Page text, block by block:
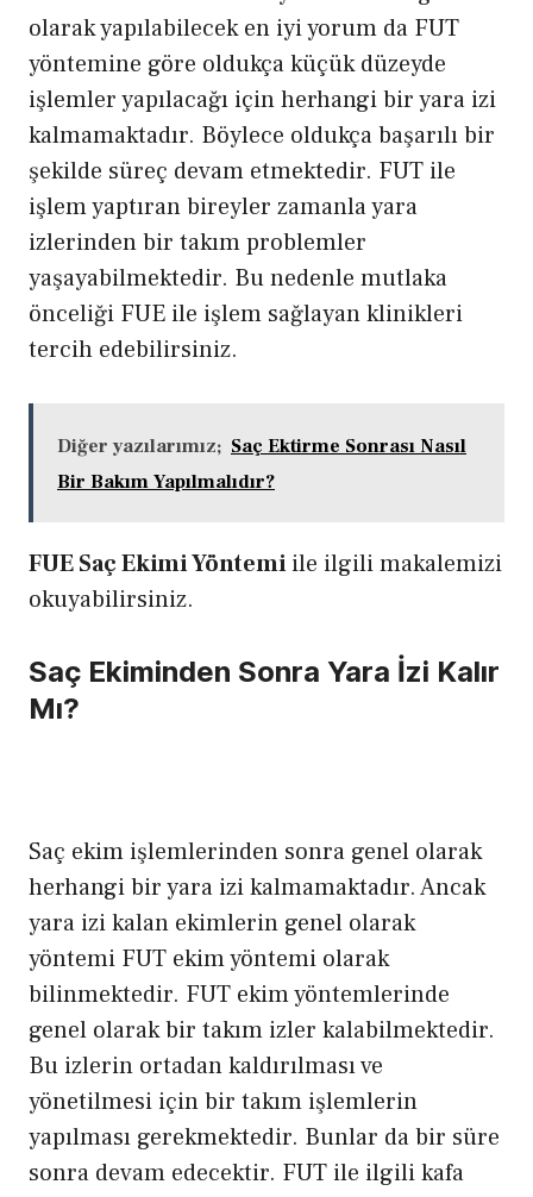
olarak yapılabilecek en iyi yorum da FUT
yöntemine göre oldukça küçük düzeyde
işlemler yapılacağı için herhangi bir yara izi
kalmamaktadır. Böylece oldukça başarılı bir
şekilde süreç devam etmektedir. FUT ile
işlem yaptıran bireyler zamanla yara
izlerinden bir takım problemler
yaşayabilmektedir. Bu nedenle mutlaka
önceliği FUE ile işlem sağlayan klinikleri
tercih edebilirsiniz.
Diğer yazılarımız; Saç Ektirme Sonrası Nasıl
Bir Bakım Yapılmalıdır?
FUE Saç Ekimi Yöntemiile ilgili makalemizi
okuyabilirsiniz.
Saç Ekiminden Sonra Yara İzi Kalır
Mı?
Saç ekim işlemlerinden sonra genel olarak
herhangi bir yara izi kalmamaktadır. Ancak
yara izi kalan ekimlerin genel olarak
yöntemi FUT ekim yöntemi olarak
bilinmektedir. FUT ekim yöntemlerinde
genel olarak bir takım izler kalabilmektedir.
Bu izlerin ortadan kaldırılması ve
yönetilmesi için bir takım işlemlerin
yapılması gerekmektedir. Bunlar da bir süre
sonra devam edecektir. FUT ile ilgili kafa